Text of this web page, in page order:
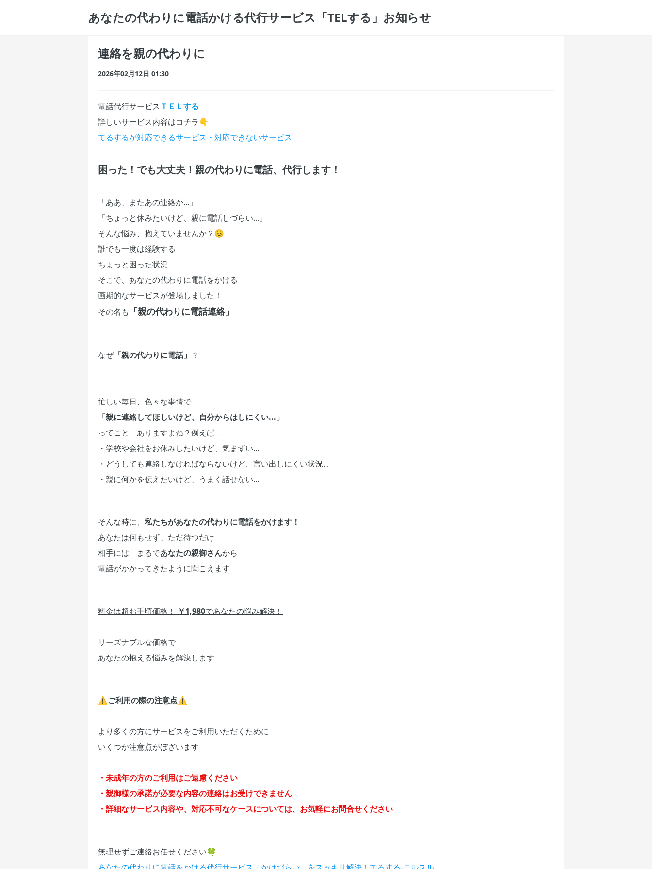
あなたの代わりに電話かける代行サービス「TELする」お知らせ
連絡を親の代わりに
2026年02月12日 01:30
電話代行サービス ＴＥＬする
詳しいサービス内容はコチラ👇
てるするが対応できるサービス・対応できないサービス
困った！でも大丈夫！親の代わりに電話、代行します！
「ああ、またあの連絡か...」
「ちょっと休みたいけど、親に電話しづらい...」
そんな悩み、抱えていませんか？😣
誰でも一度は経験する
ちょっと困った状況
そこで、あなたの代わりに電話をかける
画期的なサービスが登場しました！
その名も 「親の代わりに電話連絡」
なぜ「親の代わりに電話」 ？
忙しい毎日、色々な事情で
「親に連絡してほしいけど、自分からはしにくい...」
ってこと ありますよね？例えば...
・学校や会社をお休みしたいけど、気まずい...
・どうしても連絡しなければならないけど、言い出しにくい状況...
・親に何かを伝えたいけど、うまく話せない...
そんな時に、 私たちがあなたの代わりに電話をかけます！
あなたは何もせず、ただ待つだけ
相手には まるであなたの親御さんから
電話がかかってきたように聞こえます
料金は超お手頃価格！ ￥1,980であなたの悩み解決！
リーズナブルな価格で
あなたの抱える悩みを解決します
⚠️ご利用の際の注意点⚠️
より多くの方にサービスをご利用いただくために
いくつか注意点がぼざいます
・未成年の方のご利用はご遠慮ください
・親御様の承諾が必要な内容の連絡はお受けできません
・詳細なサービス内容や、対応不可なケースについては、お気軽にお問合せください
無理せずご連絡お任せください🍀